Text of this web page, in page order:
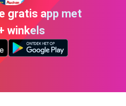
gratis app met
winkels